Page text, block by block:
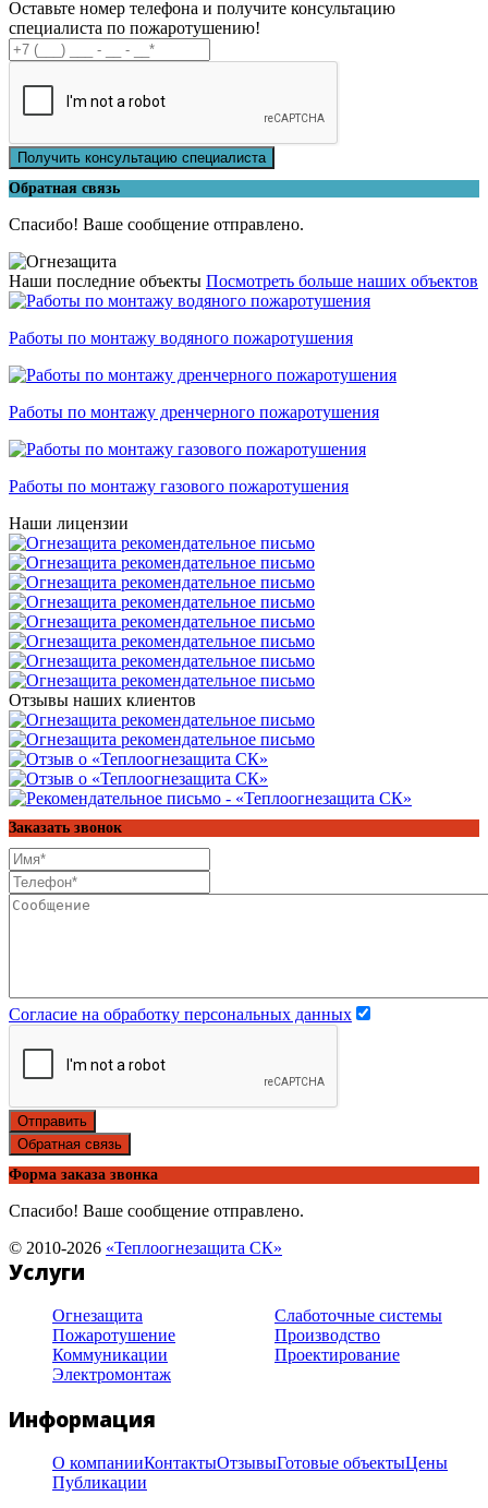
Оставьте номер телефона и получите консультацию
специалиста по пожаротушению!
Получить консультацию специалиста
Обратная связь
Спасибо! Ваше сообщение отправлено.
Наши последние объекты Посмотреть больше наших объектов
Работы по монтажу водяного пожаротушения
Работы по монтажу дренчерного пожаротушения
Работы по монтажу газового пожаротушения
Наши лицензии
Отзывы наших клиентов
Заказать звонок
Согласие на обработку персональных данных
Отправить
Обратная связь
Форма заказа звонка
Спасибо! Ваше сообщение отправлено.
© 2010-2026 «Теплоогнезащита СК»
Услуги
Огнезащита
Пожаротушение
Коммуникации
Электромонтаж
Слаботочные системы
Производство
Проектирование
Информация
О компанииКонтактыОтзывыГотовые объектыЦены
Публикации